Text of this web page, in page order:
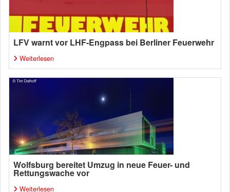
LFV warnt vor LHF-Engpass bei Berliner Feuerwehr
Weiterlesen
Wolfsburg bereitet Umzug in neue Feuer- und
Rettungswache vor
Weiterlesen